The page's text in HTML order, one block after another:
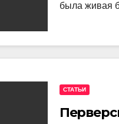
была живая
СТАТЬИ